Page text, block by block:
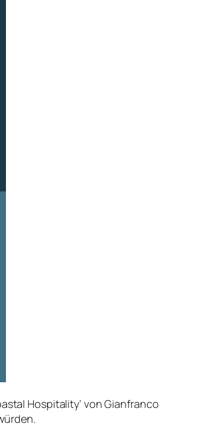
Hospitality‘ von Gianfranco